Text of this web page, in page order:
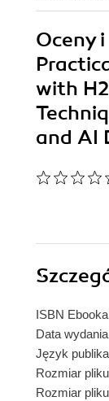
Oceny
with
and AI
ISBN
Data
Język
Rozmiar
Rozmiar